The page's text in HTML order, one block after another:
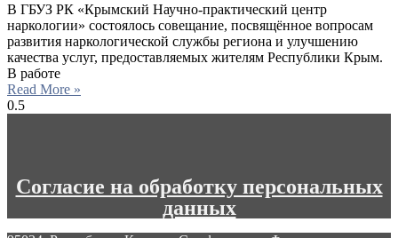
В ГБУЗ РК «Крымский Научно-практический центр
наркологии» состоялось совещание, посвящённое вопросам
развития наркологической службы региона и улучшению
качества услуг, предоставляемых жителям Республики Крым.
В работе
Read More »
Согласие на обработку персональных
данных